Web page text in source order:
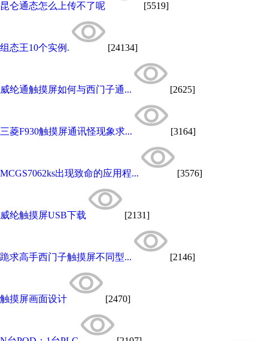
昆仑通态怎么上传不了呢 [5519]
组态王10个实例. [24134]
威纶通触摸屏如何与西门子通... [2625]
三菱F930触摸屏通讯怪现象求... [3164]
MCGS7062ks出现致命的应用程... [3576]
威纶触摸屏USB下载 [2131]
跪求高手西门子触摸屏不同型... [2146]
触摸屏画面设计 [2470]